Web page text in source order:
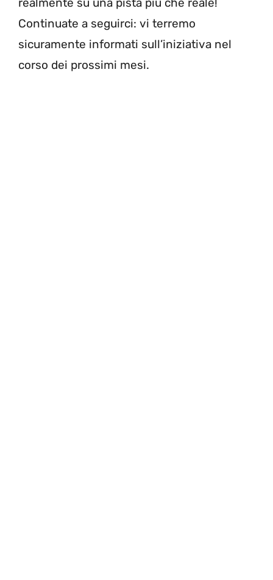
Continuate a seguirci: vi terremo
sicuramente informati sull’iniziativa nel
corso dei prossimi mesi.